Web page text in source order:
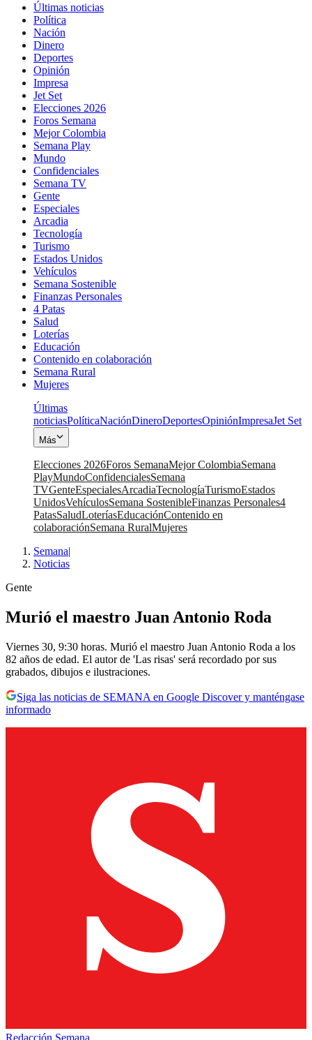
Últimas noticias
Política
Nación
Dinero
Deportes
Opinión
Impresa
Jet Set
Elecciones 2026
Foros Semana
Mejor Colombia
Semana Play
Mundo
Confidenciales
Semana TV
Gente
Especiales
Arcadia
Tecnología
Turismo
Estados Unidos
Vehículos
Semana Sostenible
Finanzas Personales
4 Patas
Salud
Loterías
Educación
Contenido en colaboración
Semana Rural
Mujeres
Últimas
noticiasPolíticaNaciónDineroDeportesOpiniónImpresaJet Set
Más
Elecciones 2026Foros SemanaMejor ColombiaSemana
PlayMundoConfidencialesSemana
TVGenteEspecialesArcadiaTecnologíaTurismoEstados
UnidosVehículosSemana SostenibleFinanzas Personales4
PatasSaludLoteríasEducaciónContenido en
colaboraciónSemana RuralMujeres
Semana|
Noticias
Gente
Murió el maestro Juan Antonio Roda
Viernes 30, 9:30 horas. Murió el maestro Juan Antonio Roda a los
82 años de edad. El autor de 'Las risas' será recordado por sus
grabados, dibujos e ilustraciones.
Siga las noticias de SEMANA en Google Discover y manténgase
informado
Redacción Semana